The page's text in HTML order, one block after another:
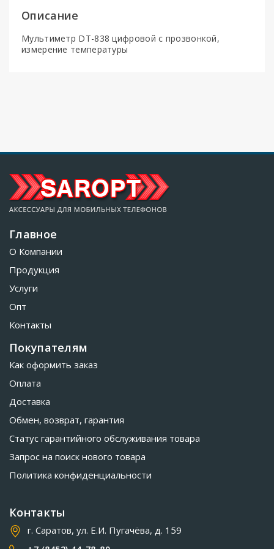
Описание
Мультиметр DT-838 цифровой с прозвонкой,
измерение температуры
Главное
О Компании
Продукция
Услуги
Опт
Контакты
Покупателям
Как оформить заказ
Оплата
Доставка
Обмен, возврат, гарантия
Статус гарантийного обслуживания товара
Запрос на поиск нового товара
Политика конфиденциальности
Контакты
г. Саратов, ул. Е.И. Пугачёва, д. 159